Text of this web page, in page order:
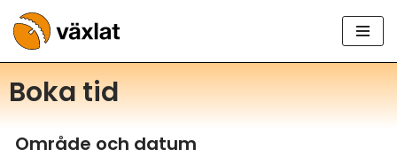
Hoppa
innehåll
Boka tid
Område och datum